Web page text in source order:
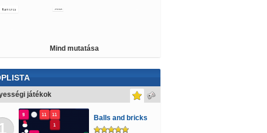
Berendezős
Ben 10 Kvíz
3D Pónis Mászkálós Repülős
Motoros Pou
Hercegnős Angry Birds
Mind mutatása
játékok
Balls and bricks